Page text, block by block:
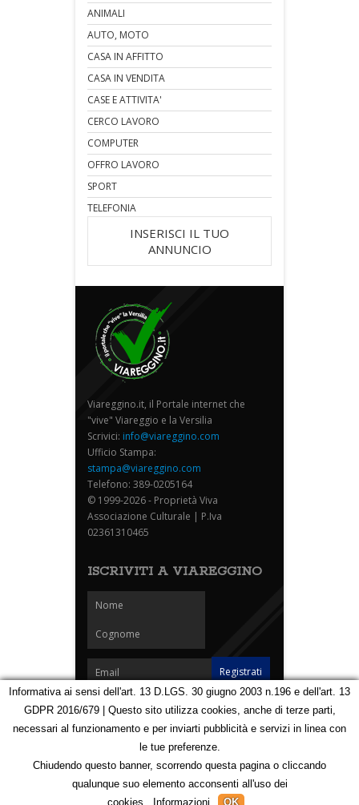
ANIMALI
AUTO, MOTO
CASA IN AFFITTO
CASA IN VENDITA
CASE E ATTIVITA'
CERCO LAVORO
COMPUTER
OFFRO LAVORO
SPORT
TELEFONIA
INSERISCI IL TUO
ANNUNCIO
Viareggino.it, il Portale internet che
"vive" Viareggio e la Versilia
Scrivici: info@viareggino.com
Ufficio Stampa:
stampa@viareggino.com
Telefono: 389-0205164
© 1999-2026 - Proprietà Viva
Associazione Culturale | P.Iva
02361310465
ISCRIVITI A VIAREGGINO
Homepage Notizie Speciali Eventi Foto Carnevale
Partners
Contatti
Mappa
123129850
Informativa ai sensi dell'art. 13 D.LGS. 30 giugno 2003 n.196 e dell'art. 13
GDPR 2016/679 | Questo sito utilizza cookies, anche di terze parti,
necessari al funzionamento e per inviarti pubblicità e servizi in linea con
le tue preferenze.
Chiudendo questo banner, scorrendo questa pagina o cliccando
qualunque suo elemento acconsenti all'uso dei
cookies.
Informazioni OK